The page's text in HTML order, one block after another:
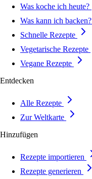
Was koche ich heute?
Was kann ich backen?
Schnelle Rezepte
Vegetarische Rezepte
Vegane Rezepte
Entdecken
Alle Rezepte
Zur Weltkarte
Hinzufügen
Rezepte importieren
Rezepte generieren